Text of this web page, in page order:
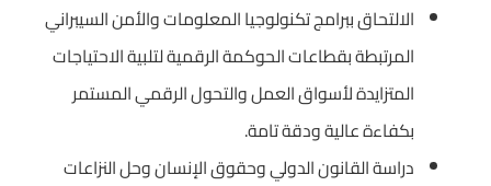
الالتحاق ببرامج تكنولوجيا المعلومات والأمن السيبراني
المرتبطة بقطاعات الحوكمة الرقمية لتلبية الاحتياجات
المتزايدة لأسواق العمل والتحول الرقمي المستمر
بكفاءة عالية ودقة تامة.
دراسة القانون الدولي وحقوق الإنسان وحل النزاعات